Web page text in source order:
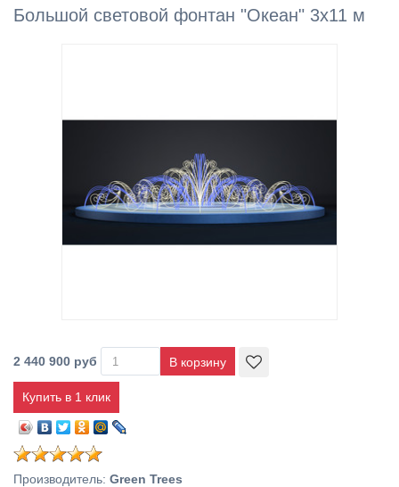
Большой световой фонтан "Океан" 3х11 м
2 440 900 руб
Купить в 1 клик
Производитель: Green Trees